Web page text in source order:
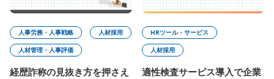
人事労務・人事戦略 人材採用
人材管理・人事評価
経歴詐称の見抜き方を押さえ
HRツール・サービス
人材採用
適性検査サービス導入で企業